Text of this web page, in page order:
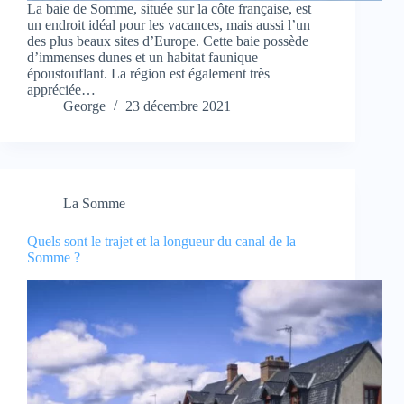
La baie de Somme, située sur la côte française, est
un endroit idéal pour les vacances, mais aussi l’un
des plus beaux sites d’Europe. Cette baie possède
d’immenses dunes et un habitat faunique
époustouflant. La région est également très
appréciée…
George
23 décembre 2021
La Somme
Quels sont le trajet et la longueur du canal de la
Somme ?